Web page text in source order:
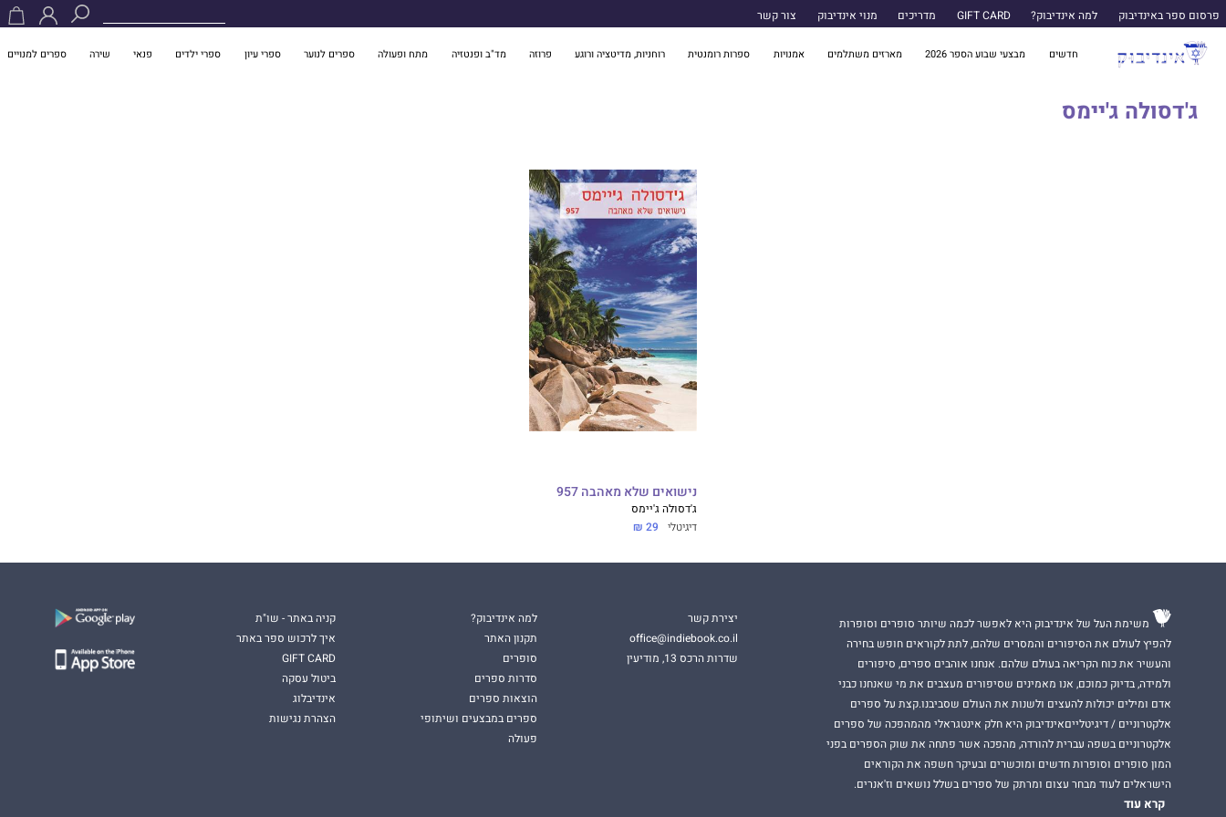
פרסום ספר באינדיבוק למה אינדיבוק? GIFT CARD מדריכים מנוי אינדיבוק צור קשר
חדשים מבצעי שבוע הספר 2026 מארזים משתלמים אמנויות ספרות רומנטית רוחניות, מדיטציה ורוגע פרוזה מד"ב ופנטזיה מתח ופעולה ספרים לנוער ספרי עיון ספרי ילדים פנאי שירה ספרים למנויים
ג'דסולה ג'יימס
נישואים שלא מאהבה 957
ג'דסולה ג'יימס
דיגיטלי 29 ₪
משימת העל של אינדיבוק היא לאפשר לכמה שיותר סופרים וסופרות
להפיץ לעולם את הסיפורים והמסרים שלהם, לתת לקוראים חופש בחירה
והעשיר את כוח הקריאה בעולם שלהם. אנחנו אוהבים ספרים, סיפורים
ולמידה, בדיוק כמוכם, אנו מאמינים שסיפורים מעצבים את מי שאנחנו כבני
אדם ומילים יכולות להעצים ולשנות את העולם שסביבנו.קצת על ספרים
אלקטרוניים / דיגיטלייםאינדיבוק היא חלק אינטגראלי מהמהפכה של ספרים
אלקטרוניים בשפה עברית להורדה, מהפכה אשר פתחה את שוק הספרים בפני
המון סופרים וסופרות חדשים ומוכשרים ובעיקר חשפה את הקוראים
הישראלים לעוד מבחר עצום ומרתק של ספרים בשלל נושאים וז'אנרים.
קרא עוד
יצירת קשר
office@indiebook.co.il
שדרות הרכס 13, מודיעין
למה אינדיבוק?
תקנון האתר
סופרים
סדרות ספרים
הוצאות ספרים
ספרים במבצעים ושיתופי
פעולה
קניה באתר - שו"ת
איך לרכוש ספר באתר
GIFT CARD
ביטול עסקה
אינדיבלוג
הצהרת נגישות